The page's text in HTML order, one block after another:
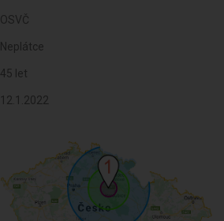
OSVČ
Neplátce
45 let
12.1.2022